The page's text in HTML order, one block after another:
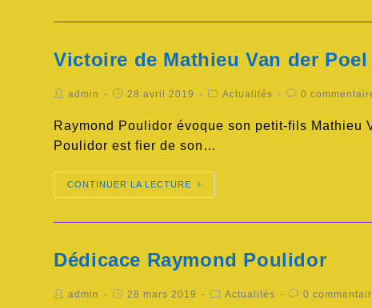
Victoire de Mathieu Van der Poel
admin 28 avril 2019 Actualités 0
Raymond Poulidor évoque son petit-fils Mathieu
Poulidor est fier de son…
CONTINUER LA LECTURE
Dédicace Raymond Poulidor
admin 28 mars 2019 Actualités 0